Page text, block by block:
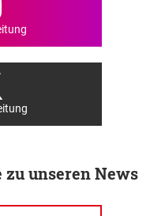
zu unseren News